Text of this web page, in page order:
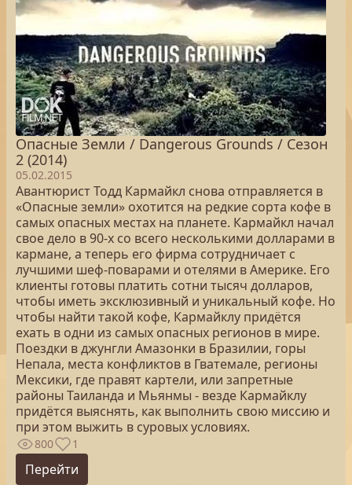
Опасные Земли / Dangerous Grounds / Сезон
2 (2014)
05.02.2015
Авантюрист Тодд Кармайкл снова отправляется в
«Опасные земли» охотится на редкие сорта кофе в
самых опасных местах на планете. Кармайкл начал
свое дело в 90-х со всего несколькими долларами в
кармане, а теперь его фирма сотрудничает с
лучшими шеф-поварами и отелями в Америке. Его
клиенты готовы платить сотни тысяч долларов,
чтобы иметь эксклюзивный и уникальный кофе. Но
чтобы найти такой кофе, Кармайклу придётся
ехать в одни из самых опасных регионов в мире.
Поездки в джунгли Амазонки в Бразилии, горы
Непала, места конфликтов в Гватемале, регионы
Мексики, где правят картели, или запретные
районы Таиланда и Мьянмы - везде Кармайклу
придётся выяснять, как выполнить свою миссию и
при этом выжить в суровых условиях.
800 1
Перейти